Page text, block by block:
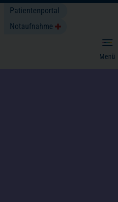
Patientenportal
Notaufnahme
Menü
Telefon